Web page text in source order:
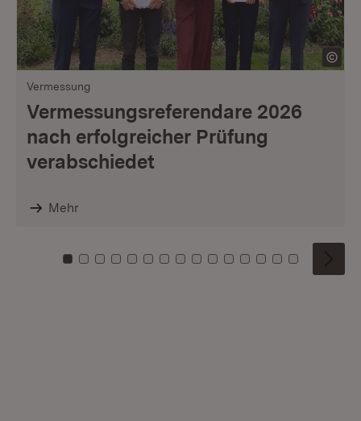
Vermessung
Vermessungsreferendare 2026
nach erfolgreicher Prüfung
verabschiedet
Mehr
Zu Kachel: 0
Zu Kachel: 1
Zu Kachel: 2
Zu Kachel: 3
Zu Kachel: 4
Zu Kachel: 5
Zu Kachel: 6
Zu Kachel: 7
Zu Kachel: 8
Zu Kachel: 9
Zu Kachel: 10
Zu Kachel: 11
Zu Kachel: 12
Zu Kachel:
Zu